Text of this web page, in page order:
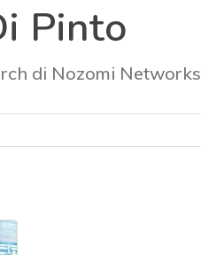
Pinto
di Nozomi Networks